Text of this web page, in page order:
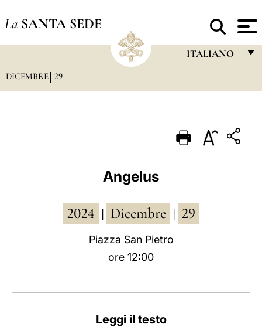
La SANTA SEDE
ITALIANO
PORTUGUÊS
POLSKI
DICEMBRE 29
Angelus
2024 Dicembre 29
Piazza San Pietro
ore 12:00
Leggi il testo